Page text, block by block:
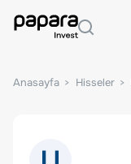
Anasayfa Hisseler